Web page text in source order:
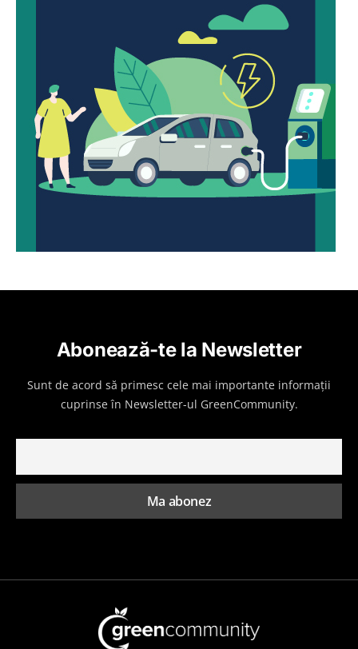
Abonează-te la Newsletter
Sunt de acord să primesc cele mai importante informații
cuprinse în Newsletter-ul GreenCommunity.